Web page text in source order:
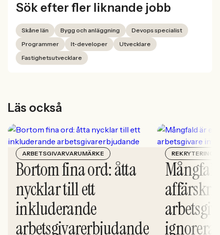
Sök efter fler liknande jobb
Skåne län Bygg och anläggning
Devops specialist
Programmer
It-developer
Utvecklare
Fastighetsutvecklare
Läs också
ARBETSGIVARVARUMÄRKE
Bortom fina ord: åtta
nycklar till ett
inkluderande
arbetsgivarerbjudande
REKRYTERING
ignorera